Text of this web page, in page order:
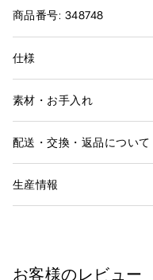
商品番号: 348748
仕様
素材・お手入れ
配送・交換・返品について
生産情報
お客様のレビュー